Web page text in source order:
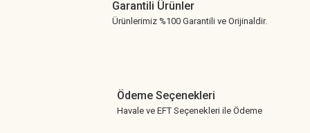
Garantili Ürünler
Ürünlerimiz %100 Garantili ve Orijinaldir.
Ödeme Seçenekleri
Havale ve EFT Seçenekleri ile Ödeme